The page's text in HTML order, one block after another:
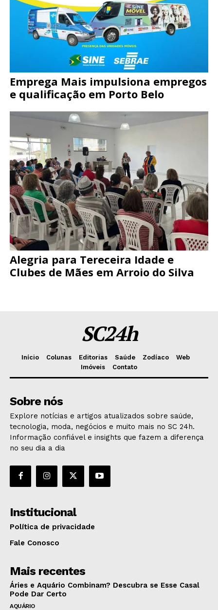
Emprega Mais impulsiona empregos
e qualificação em Porto Belo
Alegria para Tereceira Idade e
Clubes de Mães em Arroio do Silva
SC24h
Início Colunas Editorias Saúde Zodíaco
Web
Imóveis
Contato
Sobre nós
Explore notícias e artigos atualizados sobre saúde,
tecnologia, moda, negócios e muito mais no SC 24h.
Informação confiável e insights que fazem a diferença
no seu dia a dia
Institucional
Política de privacidade
Fale Conosco
Mais recentes
Áries e Aquário Combinam? Descubra se Esse Casal
Pode Dar Certo
AQUÁRIO